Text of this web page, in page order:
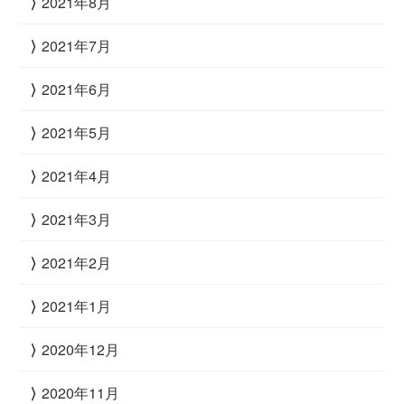
2021年7月
2021年6月
2021年5月
2021年4月
2021年3月
2021年2月
2021年1月
2020年12月
2020年11月